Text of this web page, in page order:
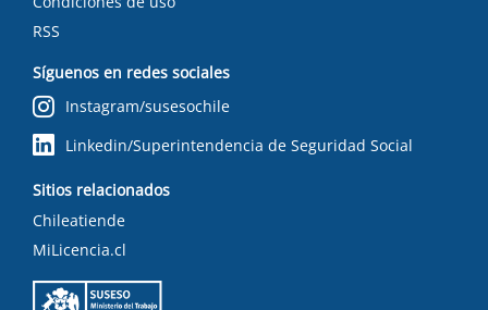
RSS
Síguenos en redes sociales
Instagram/susesochile
Linkedin/Superintendencia de Seguridad Social
Sitios relacionados
Chileatiende
MiLicencia.cl